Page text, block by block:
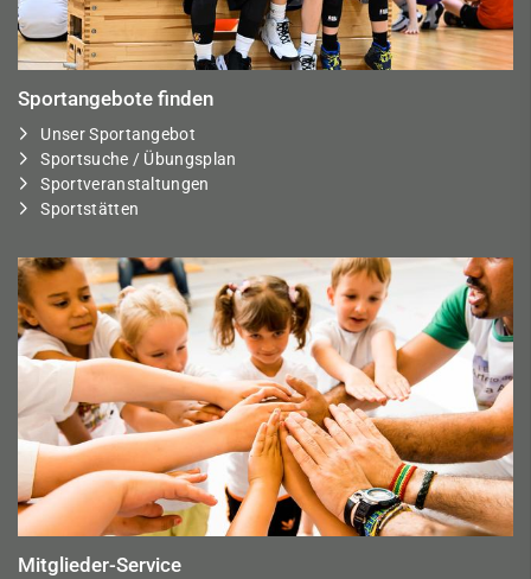
Sportangebote finden
Unser Sportangebot
Sportsuche / Übungsplan
Sportveranstaltungen
Sportstätten
Mitglieder-Service